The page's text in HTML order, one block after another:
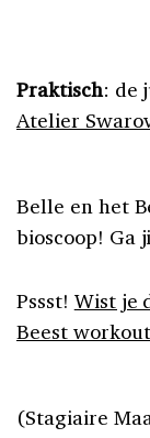
Praktisch: de
Atelier
Belle en het
bioscoop! Ga
Pssst! Wist je
Beest
(Stagiaire